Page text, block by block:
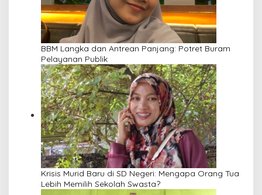
BBM Langka dan Antrean Panjang: Potret Buram
Pelayanan Publik
Krisis Murid Baru di SD Negeri: Mengapa Orang Tua
Lebih Memilih Sekolah Swasta?